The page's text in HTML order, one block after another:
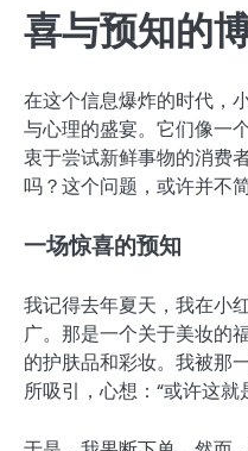
喜与预知的
在这个信息爆炸的时代，
与心理的盛宴。它们像一
衷于尝试新鲜事物的消费
吗？这个问题，或许并不简
一场惊喜的预知
我记得去年夏天，我在小
广。那是一个关于美妆的
的护肤品和彩妆。我被那
所吸引，心想：“或许这就